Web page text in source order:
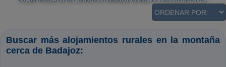
Buscar más alojamientos rurales en la montaña
cerca de Badajoz: